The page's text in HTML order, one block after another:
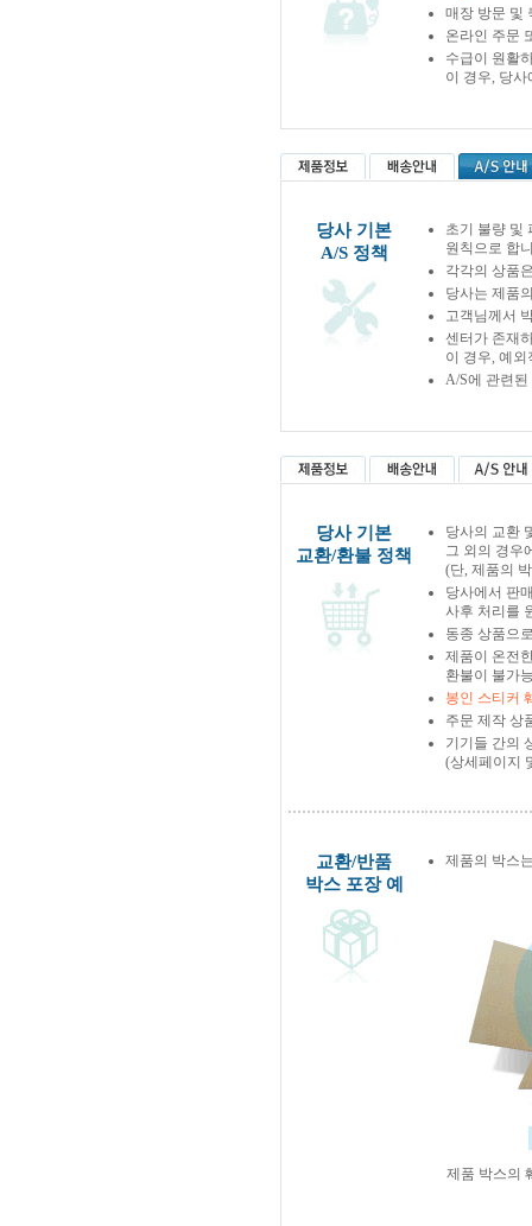
매장 방문 및
온라인 주문
수급이 원활
이 경우, 당
당사 기본
A/S 정책
초기 불량 및
원칙으로 합
각각의 상품
당사는 제품
고객님께서
센터가 존재
이 경우, 예
A/S에 관련
당사 기본
교환/환불 정책
당사의 교환
그 외의 경우
(단, 제품의
당사에서 판
사후 처리를
동종 상품으
제품이 온전
환불이 불가
봉인 스티커
주문 제작 상
기기들 간의
(상세페이지
교환/반품
박스 포장 예
제품의 박스
제품 박스의